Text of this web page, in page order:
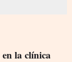
en la clínica